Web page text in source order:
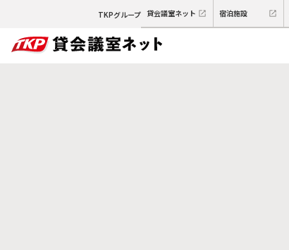
TKPグループ 貸会議室ネット 宿泊施設